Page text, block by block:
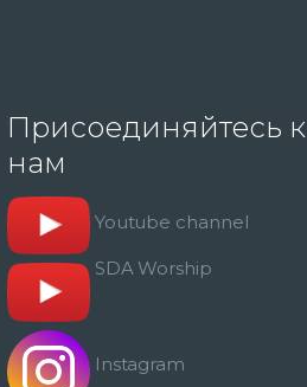
Присоединяйтесь к
нам
Youtube channel
SDA Worship
Instagram